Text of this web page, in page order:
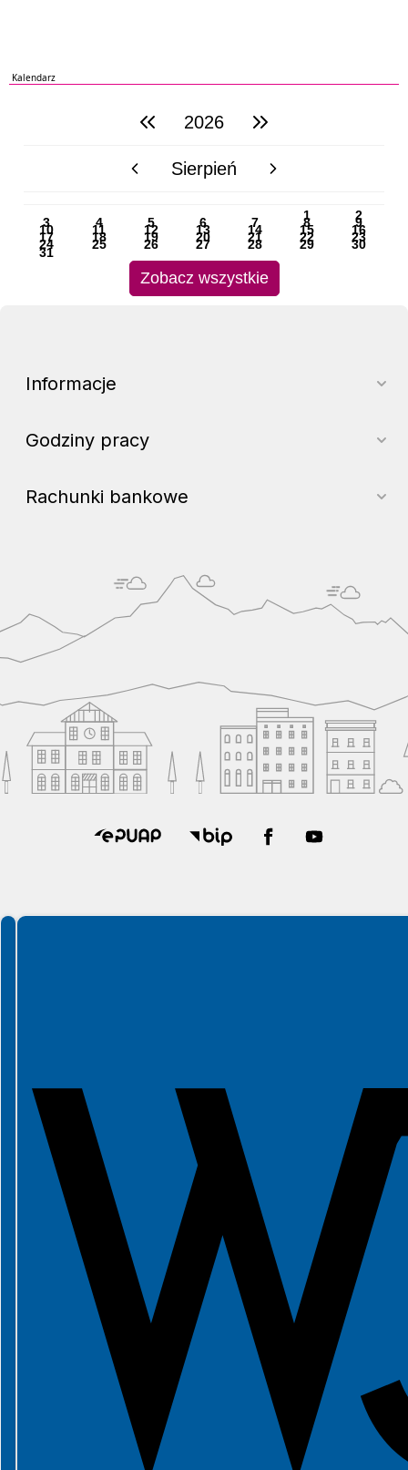
Kalendarz
poprzedni rok2026 następny rok
poprzedni miesiącSierpień następny miesiąc
1 2
3 4 5 6 7 8 9
10 11 12 13 14 15 16
17 18 19 20 21 22 23
24 25 26 27 28 29 30
31
Zobacz wszystkie
Informacje
Godziny pracy
Rachunki bankowe
Spełniamy standardy WCAG 2.2
Spełniamy standardy W3C